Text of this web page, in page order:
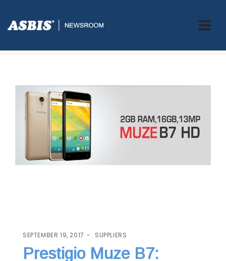
ASBIS.BA>SUPPLIERS> PRESTIGIO MUZE B7: ODLIČAN TELEFON ZA
SEPTEMBER 19, 2017 SUPPLIERS
Prestigio Muze B7: